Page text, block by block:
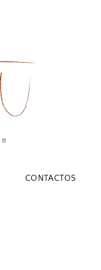
CONTACTOS